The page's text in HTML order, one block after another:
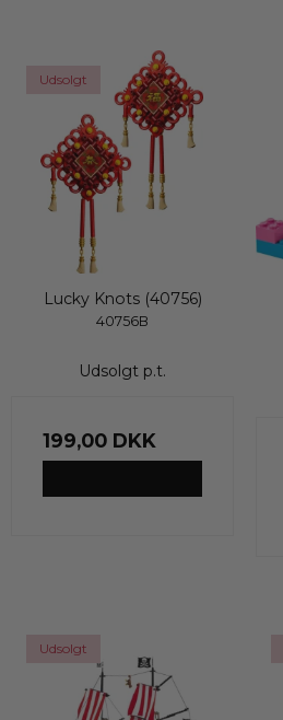
Udsolgt
Lucky Knots (40756)
40756B
Udsolgt p.t.
199,00 DKK
Udsolgt